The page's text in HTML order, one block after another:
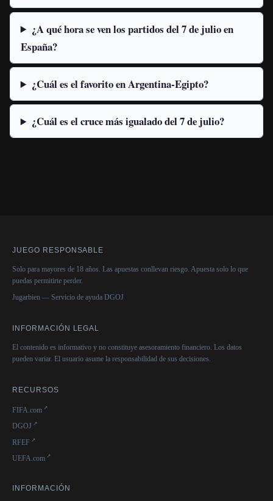
¿A qué hora se ven los partidos del 7 de julio en
España?
¿Cuál es el favorito en Argentina-Egipto?
¿Cuál es el cruce más igualado del 7 de julio?
JUEGO RESPONSABLE
Solo para mayores de 18 años. Las apuestas conllevan riesgo. Apuesta solo lo que
puedas permitirte perder.
Jugarbien — Servicio de ayuda DGOJ
INFORMACIÓN LEGAL
El contenido es informativo y no constituye asesoramiento financiero. Los datos
pueden variar. El usuario asume la responsabilidad de sus decisiones.
RECURSOS
FIFA.com
DGOJ
RFEF
UEFA.com
INFORMACIÓN